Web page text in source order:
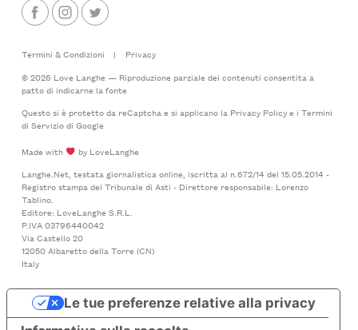
Termini & Condizioni |
Privacy
© 2026 Love Langhe — Riproduzione parziale dei contenuti consentita a
patto di indicarne la fonte
Questo si è protetto da reCaptcha e si applicano la Privacy Policye i Termini
di Serviziodi Google
Made with
by LoveLanghe
Langhe.Net, testata giornalistica online, iscritta al n.672/14 del 15.05.2014 -
Registro stampa del Tribunale di Asti - Direttore responsabile: Lorenzo
Tablino.
Editore: LoveLanghe S.R.L.
P.IVA 03796440042
Via Castello 20
12050 Albaretto della Torre (CN)
Italy
Le tue preferenze relative alla privacy